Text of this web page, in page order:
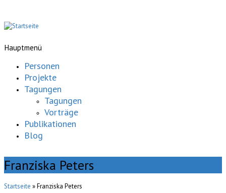
Hauptmenü
Personen
Projekte
Tagungen
Tagungen
Vorträge
Publikationen
Blog
Franziska Peters
Startseite » Franziska Peters